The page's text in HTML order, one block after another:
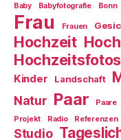
Baby Babyfotografie Bonn
Frau Frauen
Hochzeit
Hochzeitsfotos
Kinder Landschaft
Natur Paar Paare
Projekt Radio Referenzen
Studio